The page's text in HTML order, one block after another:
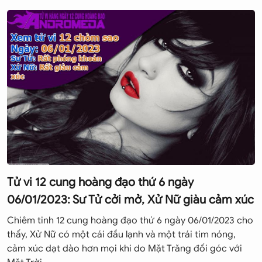
Là một người đàn ông thuộc chòm sao Ma Kết, bạn thích
chọn những công việc có thể bảo đảm quyền hạn, địa vị
và an toàn cho bạn. Điều này tựa như bạn muốn làm việc
trong những nơi ít người vì bạn muốn làm việc một mình.
Các đồng nghiệp của bạn ngưỡng mộ tính kỷ luật và sự
chuyên cần của bạn. Tuy nhiên, thỉnh thoảng họ ước rằng
bạn bớt nghiêm nghị một chút, bớt chán ngắt một chút.
Khi bạn làm sếp, bạn luôn dùng khả năng quản lý, quan
điểm và tính kiên nhẫn của bạn để quản lý cấp dưới. Đôi
khi, bạn có xu hướng xa cách và khó gần với những người
cộng sự.
khả năng chịu đựng đáng ngạc nhiên của bạn. Bạn không
bao giờ nản chí và từ bỏ! Bạn là một người luôn theo đuổi
mục tiêu đến cùng khi những người khác đã bỏ cuộc từ
Tử vi 12 cung hoàng đạo thứ 6 ngày
06/01/2023: Sư Tử cởi mở, Xử Nữ giàu cảm xúc
Chiêm tinh 12 cung hoàng đạo thứ 6 ngày 06/01/2023 cho
thấy, Xử Nữ có một cái đầu lạnh và một trái tim nóng,
cảm xúc dạt dào hơn mọi khi do Mặt Trăng đối góc với